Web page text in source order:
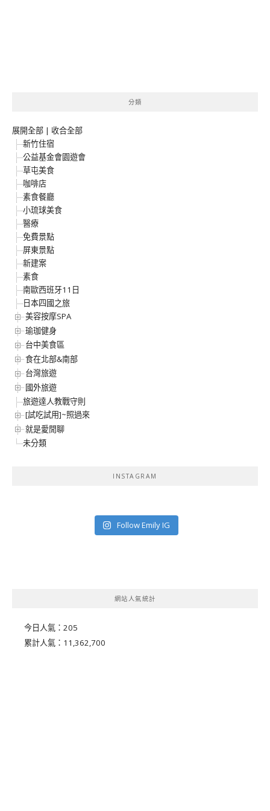
分類
展開全部 | 收合全部
新竹住宿
公益基金會園遊會
草屯美食
咖啡店
素食餐廳
小琉球美食
醫療
免費景點
屏東景點
新建案
素食
南歐西班牙11日
日本四國之旅
美容按摩SPA
瑜珈健身
台中美食區
食在北部&南部
台灣旅遊
國外旅遊
旅遊達人教戰守則
[試吃試用]~照過來
就是愛閒聊
未分類
INSTAGRAM
Follow Emily IG
網站人氣統計
今日人氣： 205
累計人氣： 11,362,700